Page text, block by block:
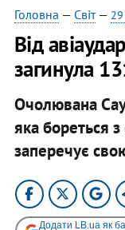
Головна — Світ—
Від
загинула
Очолювана
яка бореться
заперечує
Додати LB.ua як